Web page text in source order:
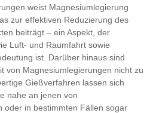
weist Magnesiumlegierung
zur effektiven Reduzierung des
beiträgt – ein Aspekt, der
Luft- und Raumfahrt sowie
ist. Darüber hinaus sind
von Magnesiumlegierungen nicht zu
Gießverfahren lassen sich
nahe an jenen von
oder in bestimmten Fällen sogar